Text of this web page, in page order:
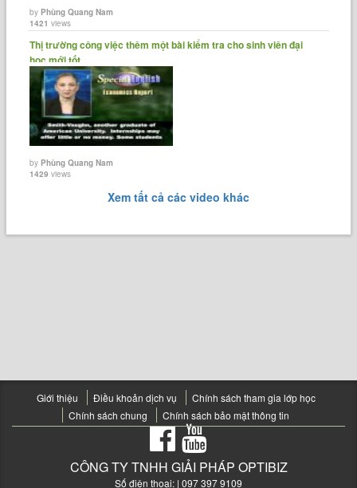
byPhùng Quang Nam
1421 views
Thị trường công việc thêm một bài kiểm tra cho sinh viên đại
học mới tốt......
byPhùng Quang Nam
1429 views
Xem tất cả các video khác
Giới thiệu Điều khoản dịch vụ
Chính sách tham gia lớp học
Chính sách chung
Chính sách bảo mật thông tin
CÔNG TY TNHH GIẢI PHÁP OPTIBIZ
Số điện thoại: | 097 397 9109